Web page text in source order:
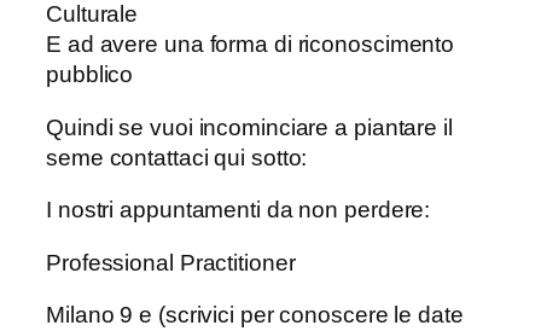
Culturale
E ad avere una forma di riconoscimento
pubblico
Quindi se vuoi incominciare a piantare il
seme contattaci qui sotto:
I nostri appuntamenti da non perdere:
Professional Practitioner
Milano 9 e (scrivici per conoscere le date